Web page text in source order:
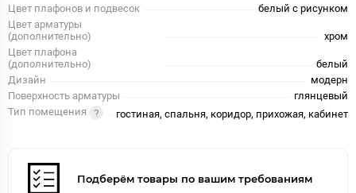
Цвет плафонов и подвесок
белый с рисунком
Цвет арматуры
(дополнительно)
хром
Цвет плафона
(дополнительно)
белый
Дизайн
модерн
Поверхность арматуры
глянцевый
Тип помещения
гостиная, спальня, коридор, прихожая, кабинет
Подберём товары по вашим требованиям